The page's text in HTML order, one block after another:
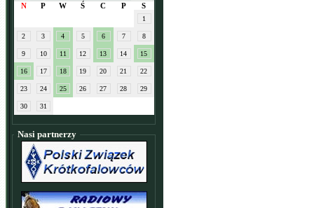
N
P W Ś C P S
1
2 3 4 5 6 7 8
9 10 11 12 13 14 15
16 17 18 19 20 21 22
23 24 25 26 27 28 29
30 31
Nasi partnerzy